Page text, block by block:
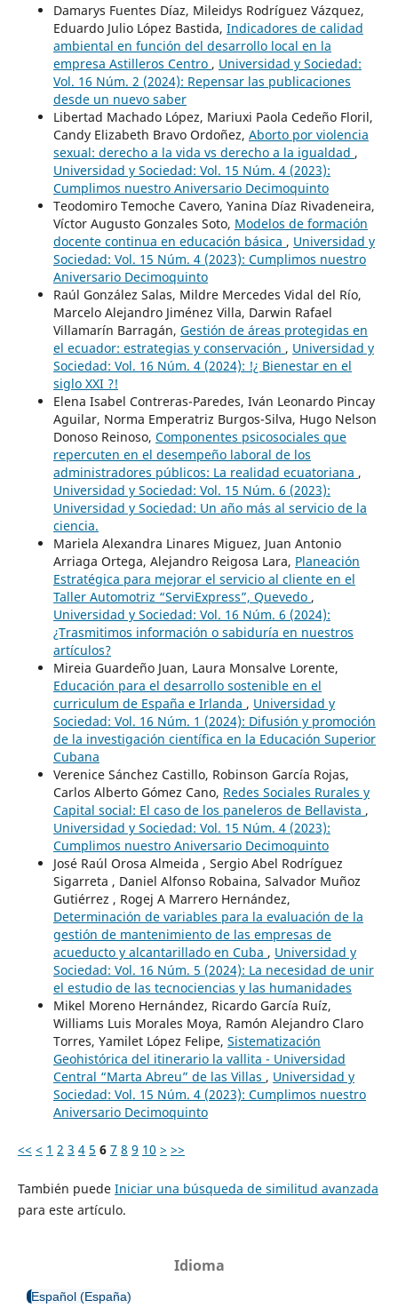
Damarys Fuentes Díaz, Mileidys Rodríguez Vázquez,
Eduardo Julio López Bastida, Indicadores de calidad
ambiental en función del desarrollo local en la
empresa Astilleros Centro , Universidad y Sociedad:
Vol. 16 Núm. 2 (2024): Repensar las publicaciones
desde un nuevo saber
Libertad Machado López, Mariuxi Paola Cedeño Floril,
Candy Elizabeth Bravo Ordoñez, Aborto por violencia
sexual: derecho a la vida vs derecho a la igualdad ,
Universidad y Sociedad: Vol. 15 Núm. 4 (2023):
Cumplimos nuestro Aniversario Decimoquinto
Teodomiro Temoche Cavero, Yanina Díaz Rivadeneira,
Víctor Augusto Gonzales Soto, Modelos de formación
docente continua en educación básica , Universidad y
Sociedad: Vol. 15 Núm. 4 (2023): Cumplimos nuestro
Aniversario Decimoquinto
Raúl González Salas, Mildre Mercedes Vidal del Río,
Marcelo Alejandro Jiménez Villa, Darwin Rafael
Villamarín Barragán, Gestión de áreas protegidas en
el ecuador: estrategias y conservación , Universidad y
Sociedad: Vol. 16 Núm. 4 (2024): !¿ Bienestar en el
siglo XXI ?!
Elena Isabel Contreras-Paredes, Iván Leonardo Pincay
Aguilar, Norma Emperatriz Burgos-Silva, Hugo Nelson
Donoso Reinoso, Componentes psicosociales que
repercuten en el desempeño laboral de los
administradores públicos: La realidad ecuatoriana ,
Universidad y Sociedad: Vol. 15 Núm. 6 (2023):
Universidad y Sociedad: Un año más al servicio de la
ciencia.
Mariela Alexandra Linares Miguez, Juan Antonio
Arriaga Ortega, Alejandro Reigosa Lara, Planeación
Estratégica para mejorar el servicio al cliente en el
Taller Automotriz “ServiExpress”, Quevedo ,
Universidad y Sociedad: Vol. 16 Núm. 6 (2024):
¿Trasmitimos información o sabiduría en nuestros
artículos?
Mireia Guardeño Juan, Laura Monsalve Lorente,
Educación para el desarrollo sostenible en el
curriculum de España e Irlanda , Universidad y
Sociedad: Vol. 16 Núm. 1 (2024): Difusión y promoción
de la investigación científica en la Educación Superior
Cubana
Verenice Sánchez Castillo, Robinson García Rojas,
Carlos Alberto Gómez Cano, Redes Sociales Rurales y
Capital social: El caso de los paneleros de Bellavista ,
Universidad y Sociedad: Vol. 15 Núm. 4 (2023):
Cumplimos nuestro Aniversario Decimoquinto
José Raúl Orosa Almeida , Sergio Abel Rodríguez
Sigarreta , Daniel Alfonso Robaina, Salvador Muñoz
Gutiérrez , Rogej A Marrero Hernández,
Determinación de variables para la evaluación de la
gestión de mantenimiento de las empresas de
acueducto y alcantarillado en Cuba , Universidad y
Sociedad: Vol. 16 Núm. 5 (2024): La necesidad de unir
el estudio de las tecnociencias y las humanidades
Mikel Moreno Hernández, Ricardo García Ruíz,
Williams Luis Morales Moya, Ramón Alejandro Claro
Torres, Yamilet López Felipe, Sistematización
Geohistórica del itinerario la vallita - Universidad
Central “Marta Abreu” de las Villas , Universidad y
Sociedad: Vol. 15 Núm. 4 (2023): Cumplimos nuestro
Aniversario Decimoquinto
<< < 1 2 3 4 5 6 7 8 9 10 > >>
También puede Iniciar una búsqueda de similitud avanzada
para este artículo.
Idioma
Español (España)